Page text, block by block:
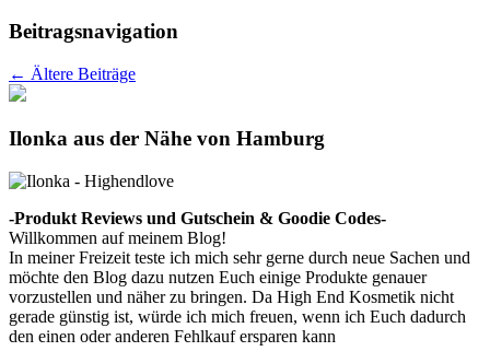
Beitragsnavigation
← Ältere Beiträge
Ilonka aus der Nähe von Hamburg
-Produkt Reviews und Gutschein & Goodie Codes-
Willkommen auf meinem Blog!
In meiner Freizeit teste ich mich sehr gerne durch neue Sachen und
möchte den Blog dazu nutzen Euch einige Produkte genauer
vorzustellen und näher zu bringen. Da High End Kosmetik nicht
gerade günstig ist, würde ich mich freuen, wenn ich Euch dadurch
den einen oder anderen Fehlkauf ersparen kann